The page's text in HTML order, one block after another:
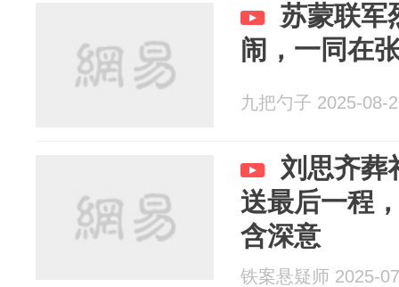
苏蒙联军
闹，一同在
九把勺子 2025-08-
刘思齐葬
送最后一程
含深意
铁案悬疑师 2025-